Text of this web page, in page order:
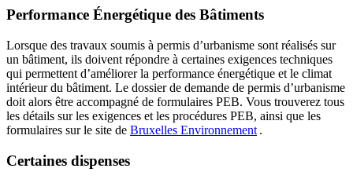
Performance Énergétique des Bâtiments
Lorsque des travaux soumis à permis d’urbanisme sont réalisés sur
un bâtiment, ils doivent répondre à certaines exigences techniques
qui permettent d’améliorer la performance énergétique et le climat
intérieur du bâtiment. Le dossier de demande de permis d’urbanisme
doit alors être accompagné de formulaires PEB. Vous trouverez tous
les détails sur les exigences et les procédures PEB, ainsi que les
formulaires sur le site de Bruxelles Environnement .
Certaines dispenses